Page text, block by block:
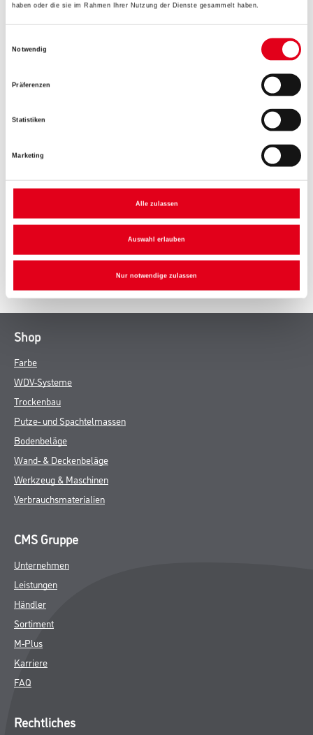
haben oder die sie im Rahmen Ihrer Nutzung der Dienste gesammelt haben.
Notwendig
Präferenzen
Statistiken
Marketing
Alle zulassen
Auswahl erlauben
Nur notwendige zulassen
Shop
Farbe
WDV-Systeme
Trockenbau
Putze- und Spachtelmassen
Bodenbeläge
Wand- & Deckenbeläge
Werkzeug & Maschinen
Verbrauchsmaterialien
CMS Gruppe
Unternehmen
Leistungen
Händler
Sortiment
M-Plus
Karriere
FAQ
Rechtliches